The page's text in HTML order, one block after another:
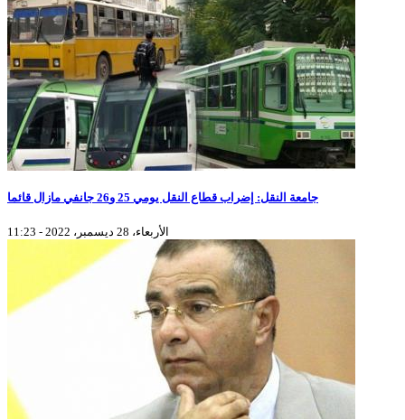
جامعة النقل: إضراب قطاع النقل يومي 25 و26 جانفي مازال قائما
الأربعاء، 28 ديسمبر، 2022 - 11:23